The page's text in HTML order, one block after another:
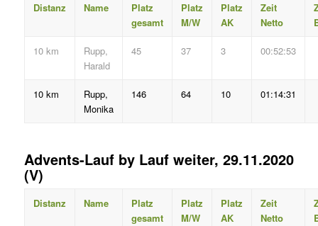
Distanz Name
Platz
gesamt
Platz
M/W
Platz
AK
Zeit
Netto
10 km
Rupp,
Harald
45 37 3 00:52:53
10 km
Rupp,
Monika
146 64 10 01:14:31
Advents-Lauf by Lauf weiter, 29.11.2020
(V)
Distanz Name
Platz
gesamt
Platz
M/W
Platz
AK
Zeit
Netto